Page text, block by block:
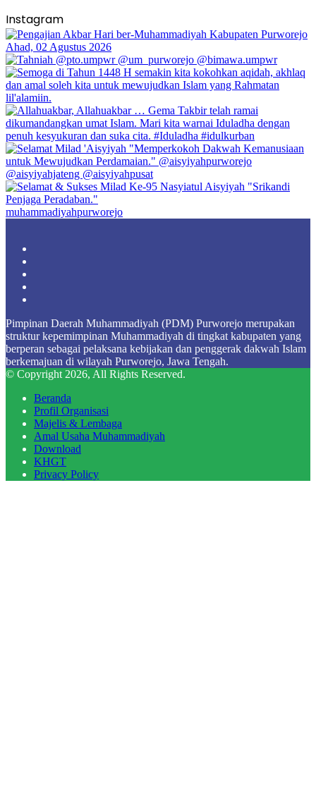
Instagram
muhammadiyahpurworejo
Pimpinan Daerah Muhammadiyah (PDM) Purworejo merupakan
struktur kepemimpinan Muhammadiyah di tingkat kabupaten yang
berperan sebagai pelaksana kebijakan dan penggerak dakwah Islam
berkemajuan di wilayah Purworejo, Jawa Tengah.
© Copyright 2026, All Rights Reserved.
Beranda
Profil Organisasi
Majelis & Lembaga
Amal Usaha Muhammadiyah
Download
KHGT
Privacy Policy